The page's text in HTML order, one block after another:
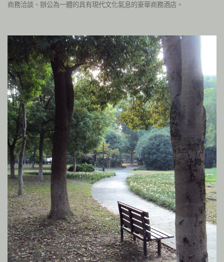
商務洽談、辦公為一體的具有現代文化氣息的豪華商務酒店。